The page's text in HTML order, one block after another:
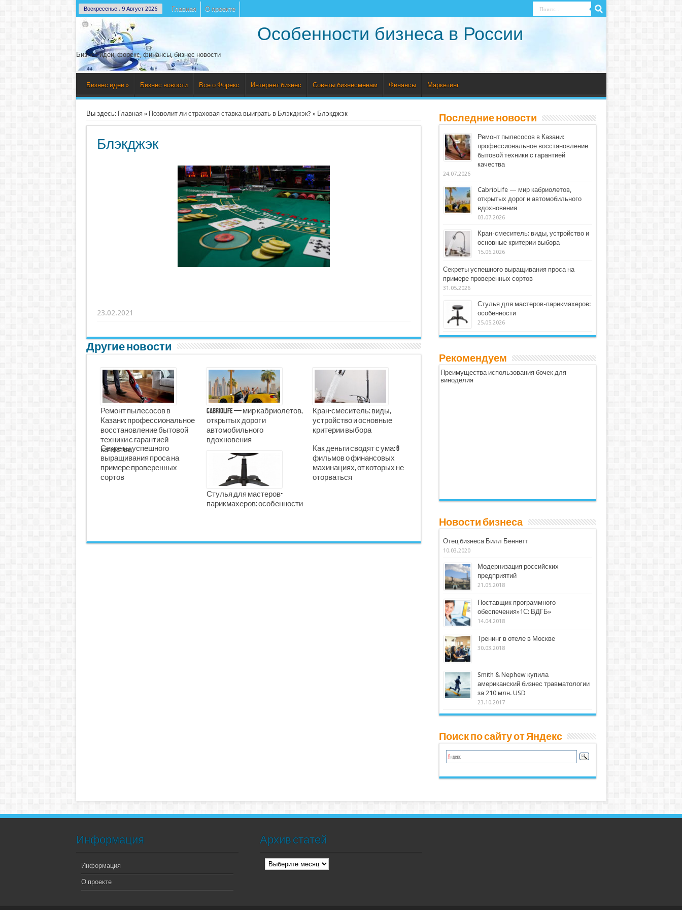
Воскресенье , 9 Август 2026 Главная О проекте
Особенности бизнеса в России
Бизнес идеи, форекс, финансы, бизнес новости
Бизнес идеи » Бизнес новости Все о Форекс Интернет бизнес Советы бизнесменам Финансы Маркетинг
Вы здесь: Главная» Позволит ли страховая ставка выиграть в Блэкджэк? » Блэкджэк
Блэкджэк
23.02.2021
Другие новости
Ремонт пылесосов в
Казани: профессиональное
восстановление бытовой
техники с гарантией
качества
CabrioLife — мир кабриолетов,
открытых дорог и
автомобильного
вдохновения
Кран-смеситель: виды,
устройство и основные
критерии выбора
Секреты успешного
выращивания проса на
примере проверенных
сортов
Стулья для мастеров-
парикмахеров: особенности
Как деньги сводят с ума: 6
фильмов о финансовых
махинациях, от которых не
оторваться
Последние новости
Ремонт пылесосов в Казани:
профессиональное восстановление
бытовой техники с гарантией
качества
24.07.2026
CabrioLife — мир кабриолетов,
открытых дорог и автомобильного
вдохновения
03.07.2026
Кран-смеситель: виды, устройство и
основные критерии выбора
15.06.2026
Секреты успешного выращивания проса на
примере проверенных сортов
31.05.2026
Стулья для мастеров-парикмахеров:
особенности
25.05.2026
Рекомендуем
Преимущества использования бочек для
виноделия
Новости бизнеса
Отец бизнеса Билл Беннетт
10.03.2020
Модернизация российских
предприятий
21.05.2018
Поставщик программного
обеспечения»1С: ВДГБ»
14.04.2018
Тренинг в отеле в Москве
30.03.2018
Smith & Nephew купила
американский бизнес травматологии
за 210 млн. USD
23.10.2017
Поиск по сайту от Яндекс
Информация
Информация
О проекте
Архив статей
Архив
статей